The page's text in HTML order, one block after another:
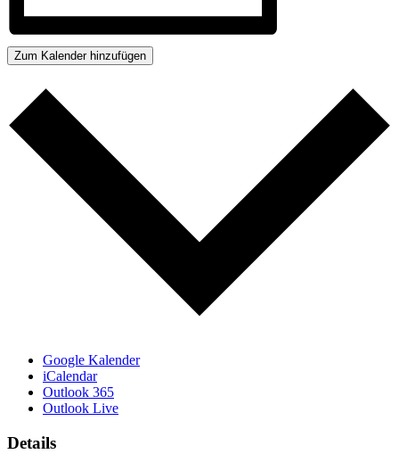
Zum Kalender hinzufügen
Google Kalender
iCalendar
Outlook 365
Outlook Live
Details